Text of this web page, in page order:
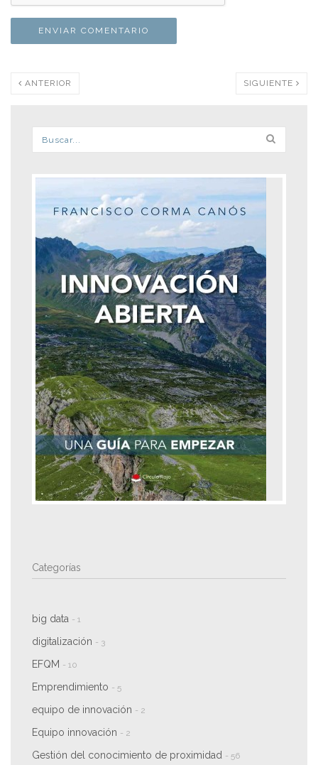
ANTERIOR SIGUIENTE
Formulario de búsqueda
Categorías
big data - 1
digitalización - 3
EFQM - 10
Emprendimiento - 5
equipo de innovación - 2
Equipo innovación - 2
Gestión del conocimiento de proximidad - 56